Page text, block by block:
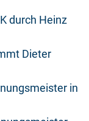
durch Heinz
Dieter
in